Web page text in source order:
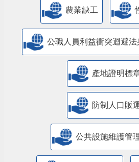
農業缺工
公職人員利益衝突迴避
產地證明標
防制人口販
公共設施維護管